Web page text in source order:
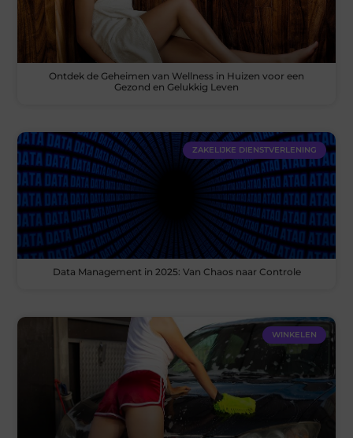
Ontdek de Geheimen van Wellness in Huizen voor een
Gezond en Gelukkig Leven
ZAKELIJKE DIENSTVERLENING
Data Management in 2025: Van Chaos naar Controle
WINKELEN